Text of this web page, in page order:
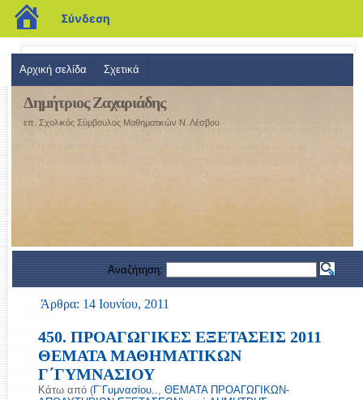
blogs.sch.gr
Σύνδεση
Αρχική σελίδα Σχετικά
Δημήτριος Ζαχαριάδης
επ. Σχολικός Σύμβουλος Μαθηματικών Ν. Λέσβου
Αναζήτηση:
Άρθρα: 14 Ιουνίου, 2011
450. ΠΡΟΑΓΩΓΙΚΕΣ ΕΞΕΤΑΣΕΙΣ 2011
ΘΕΜΑΤΑ ΜΑΘΗΜΑΤΙΚΩΝ
Γ΄ΓΥΜΝΑΣΙΟΥ
Κάτω από (Γ΄Γυμνασίου.., ΘΕΜΑΤΑ ΠΡΟΑΓΩΓΙΚΩΝ-